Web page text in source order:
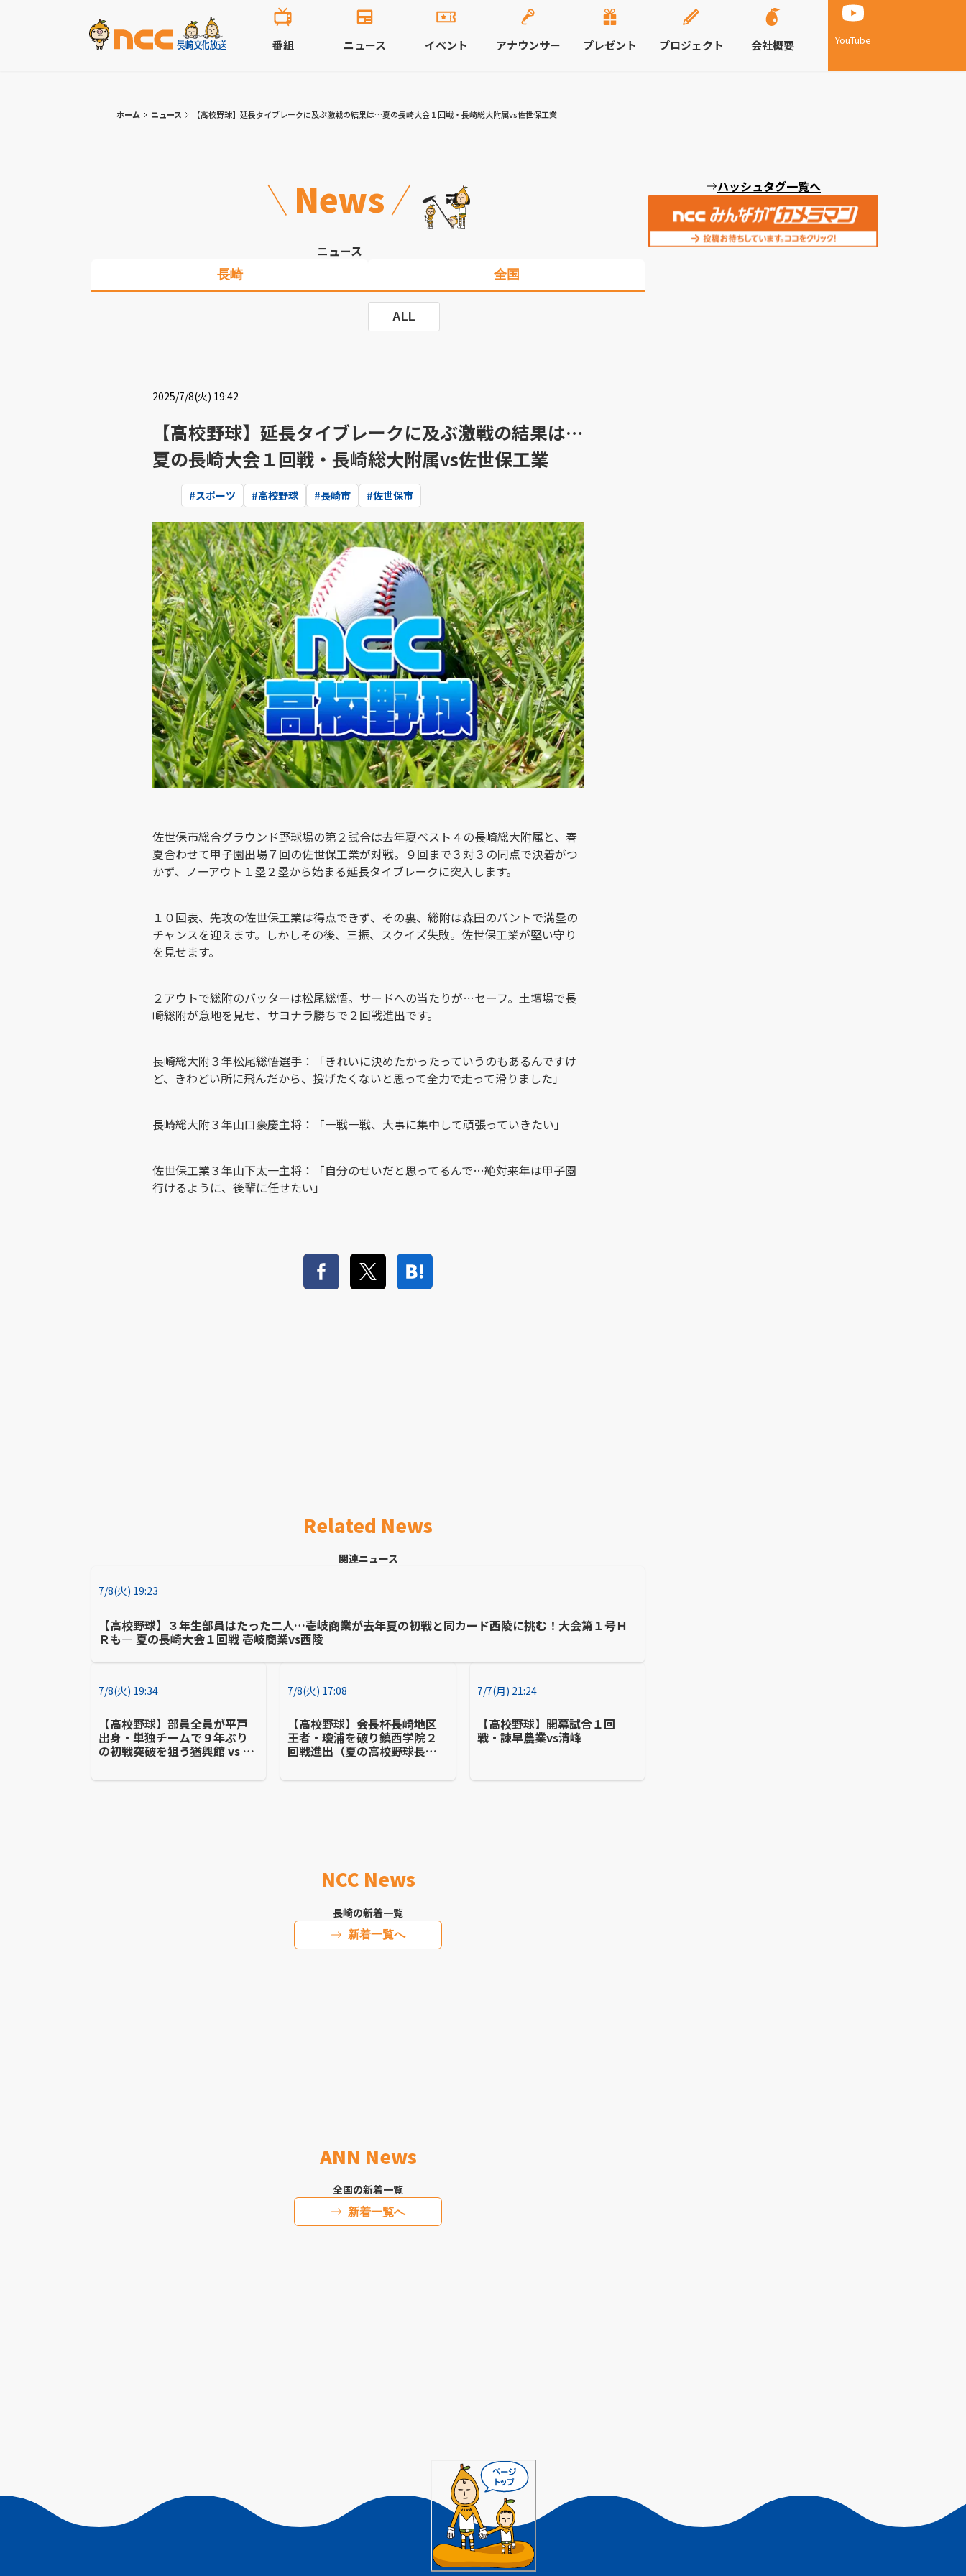
YouTube
番組 ニュース イベント アナウンサー プレゼント プロジェクト 会社概要
ホーム ニュース 【高校野球】延長タイブレークに及ぶ激戦の結果は…夏の長崎大会１回戦・長崎総大附属vs佐世保工業
News
ニュース
長崎 全国
ALL
2025/7/8(火) 19:42
【高校野球】延長タイブレークに及ぶ激戦の結果は…
夏の長崎大会１回戦・長崎総大附属vs佐世保工業
#スポーツ #高校野球 #長崎市 #佐世保市
佐世保市総合グラウンド野球場の第２試合は去年夏ベスト４の長崎総大附属と、春
夏合わせて甲子園出場７回の佐世保工業が対戦。９回まで３対３の同点で決着がつ
かず、ノーアウト１塁２塁から始まる延長タイブレークに突入します。
１０回表、先攻の佐世保工業は得点できず、その裏、総附は森田のバントで満塁の
チャンスを迎えます。しかしその後、三振、スクイズ失敗。佐世保工業が堅い守り
を見せます。
２アウトで総附のバッターは松尾総悟。サードへの当たりが…セーフ。土壇場で長
崎総附が意地を見せ、サヨナラ勝ちで２回戦進出です。
長崎総大附３年松尾総悟選手：「きれいに決めたかったっていうのもあるんですけ
ど、きわどい所に飛んだから、投げたくないと思って全力で走って滑りました」
長崎総大附３年山口豪慶主将：「一戦一戦、大事に集中して頑張っていきたい」
佐世保工業３年山下太一主将：「自分のせいだと思ってるんで…絶対来年は甲子園
行けるように、後輩に任せたい」
Related News
関連ニュース
7/8(火) 19:23
【高校野球】３年生部員はたった二人…壱岐商業が去年夏の初戦と同カード西陵に挑む！大会第１号Ｈ
Ｒも― 夏の長崎大会１回戦 壱岐商業vs西陵
7/8(火) 19:34
【高校野球】部員全員が平戸
出身・単独チームで９年ぶり
の初戦突破を狙う猶興館 vs 五
連合チーム）夏の長崎大会
7/8(火) 17:08
【高校野球】会長杯長崎地区
王者・瓊浦を破り鎮西学院２
回戦進出（夏の高校野球長崎
果）
7/7(月) 21:24
【高校野球】開幕試合１回
戦・諫早農業vs清峰
NCC News
長崎の新着一覧
新着一覧へ
ANN News
全国の新着一覧
新着一覧へ
ハッシュタグ一覧へ